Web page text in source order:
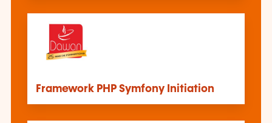
Framework PHP Symfony Initiation